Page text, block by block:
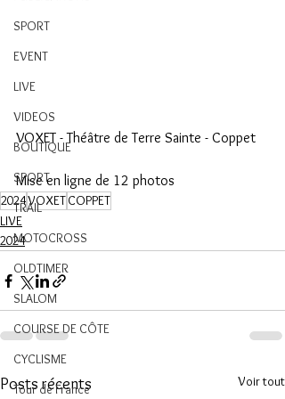
SPORT
EVENT
LIVE
VIDEOS
BOUTIQUE
SPORT
TRAIL
MOTOCROSS
OLDTIMER
SLALOM
COURSE DE CÔTE
CYCLISME
Tour de France
VOXET - Théâtre de Terre Sainte - Coppet
Mise en ligne de 12 photos
2024VOXETCOPPET
LIVE
2024
Posts récents Voir tout